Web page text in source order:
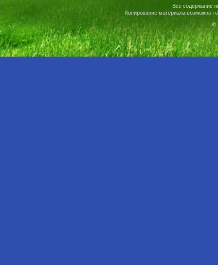
Все содержание
Копирование материала возможно
©